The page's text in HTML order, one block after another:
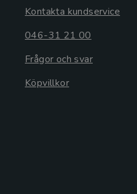
Kontakta kundservice
046-31 21 00
Frågor och svar
Köpvillkor